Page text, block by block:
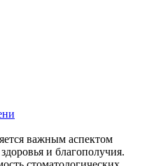
важным аспектом
и благополучия.